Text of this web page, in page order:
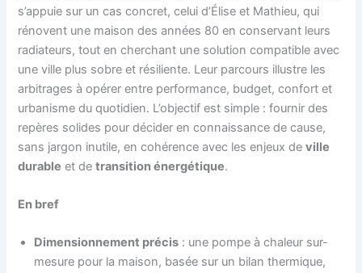
s’appuie sur un cas concret, celui d’Élise et Mathieu, qui
rénovent une maison des années 80 en conservant leurs
radiateurs, tout en cherchant une solution compatible avec
une ville plus sobre et résiliente. Leur parcours illustre les
arbitrages à opérer entre performance, budget, confort et
urbanisme du quotidien. L’objectif est simple : fournir des
repères solides pour décider en connaissance de cause,
sans jargon inutile, en cohérence avec les enjeux deville
durable et detransition énergétique.
En bref
Dimensionnement précis : une pompe à chaleur sur-
mesure pour la maison, basée sur un bilan thermique,